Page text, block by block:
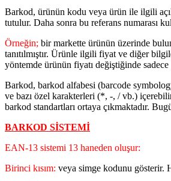
Barkod, ürünün kodu veya ürün ile ilgili
tutulur. Daha sonra bu referans numarası
Örneğin; bir markette ürünün üzerinde
tanıtılmıştır. Ürünle ilgili fiyat ve diğer
yöntemde ürünün fiyatı değiştiğinde
Barkod, barkod alfabesi (barcode
ve bazı özel karakterleri (*, -, / vb.)
barkod standartları ortaya çıkmaktadır.
BARKOD SİSTEMİ
EAN-13 sistemi 13 haneden oluşur:
Birinci kısım: veya simge kodunu gösterir.